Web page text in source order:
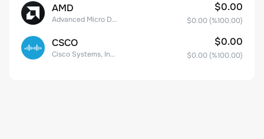
AMD
Advanced Micro Devices
$0.00
$0.00 (%100.00)
CSCO
Cisco Systems, Inc. Common Stock (DE)
$0.00
$0.00 (%100.00)